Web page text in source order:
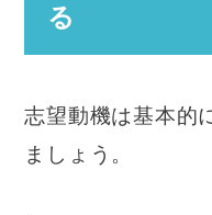
る
志望動機は基本的
ましょう。